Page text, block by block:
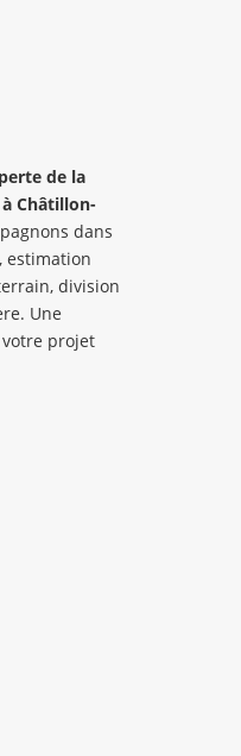
de la
Châtillon-
dans
estimation
division
Une
projet